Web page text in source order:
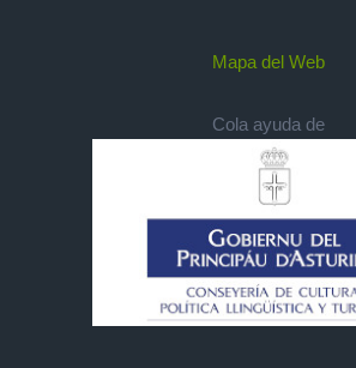
Mapa del Web
Cola ayuda de